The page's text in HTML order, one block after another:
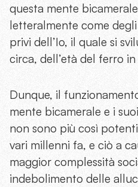
questa mente
letteralmente come
privi dell’Io, il quale si
circa, dell’età del ferro
Dunque, il
mente bicamerale e i
non sono più così
vari millenni fa, e ciò a
maggior complessità
indebolimento delle